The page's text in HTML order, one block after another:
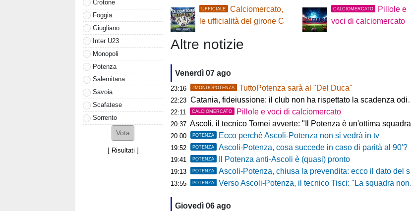
Crotone
Foggia
Giugliano
Inter U23
Monopoli
Potenza
Salernitana
Savoia
Scafatese
Sorrento
[ Risultati ]
UFFICIALE
Calciomercato,
le ufficialità del girone C
CALCIOMERCATO
Pillole e
voci di calciomercato
Altre notizie
Venerdì 07 ago
23:16 #MONDOPOTENZA TuttoPotenza sarà al "Del Duca"
22:23 Catania, fideiussione: il club non ha rispettato la scadenza odierna
22:11 CALCIOMERCATO Pillole e voci di calciomercato
20:37 Ascoli, il tecnico Tomei avverte: "Il Potenza è un'ottima squadra, sarà un test probante"
20:00 POTENZA Ecco perchè Ascoli-Potenza non si vedrà in tv
19:52 POTENZA Ascoli-Potenza, cosa succede in caso di parità al 90'?
19:41 POTENZA Il Potenza anti-Ascoli è (quasi) pronto
19:13 POTENZA Ascoli-Potenza, chiusa la prevendita: ecco il dato del settore ospiti
13:55 POTENZA Verso Ascoli-Potenza, il tecnico Tisci: "La squadra non deve vivere questa sfida come una rivincita dei playoff, ai tifosi dico di godersi la trasferta"
Giovedì 06 ago